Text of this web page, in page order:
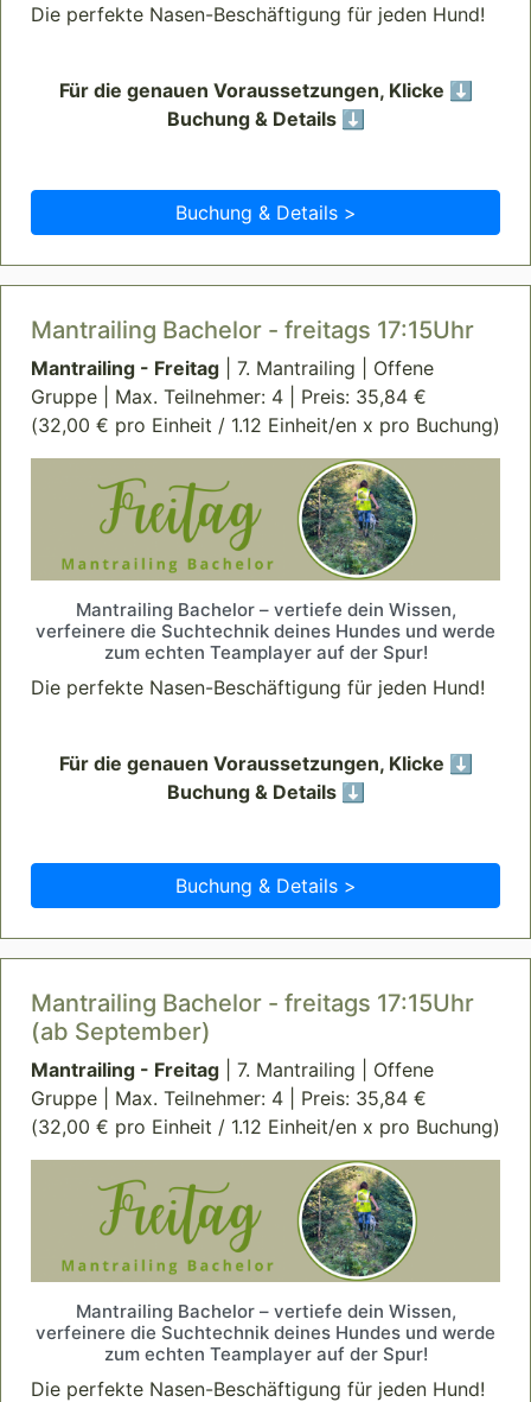
Die perfekte Nasen-Beschäftigung für jeden Hund!
Für die genauen Voraussetzungen, Klicke ⬇️
Buchung & Details ⬇️
Buchung & Details >
Mantrailing Bachelor - freitags 17:15Uhr
Mantrailing - Freitag | 7. Mantrailing | Offene
Gruppe | Max. Teilnehmer: 4 | Preis: 35,84 €
(32,00 € pro Einheit / 1.12 Einheit/en x pro Buchung)
Mantrailing Bachelor – vertiefe dein Wissen,
verfeinere die Suchtechnik deines Hundes und werde
zum echten Teamplayer auf der Spur!
Die perfekte Nasen-Beschäftigung für jeden Hund!
Für die genauen Voraussetzungen, Klicke ⬇️
Buchung & Details ⬇️
Buchung & Details >
Mantrailing Bachelor - freitags 17:15Uhr
(ab September)
Mantrailing - Freitag | 7. Mantrailing | Offene
Gruppe | Max. Teilnehmer: 4 | Preis: 35,84 €
(32,00 € pro Einheit / 1.12 Einheit/en x pro Buchung)
Mantrailing Bachelor – vertiefe dein Wissen,
verfeinere die Suchtechnik deines Hundes und werde
zum echten Teamplayer auf der Spur!
Die perfekte Nasen-Beschäftigung für jeden Hund!